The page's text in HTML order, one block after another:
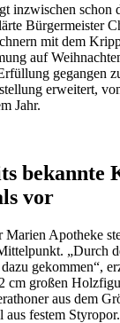
inzwischen schon
Bürgermeister
mit dem
auf
gegangen
erweitert,
Jahr.
bekannte
vor
Marien Apotheke
„Durch
gekommen“,
cm großen
aus dem
festem Styropor.